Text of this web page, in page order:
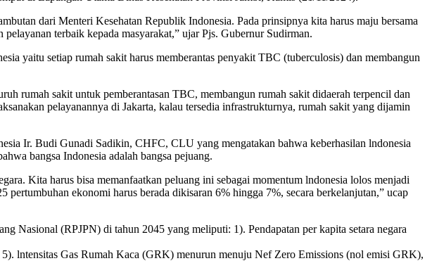
dari Menteri Kesehatan Republik Indonesia. Pada prinsipnya kita harus maju bersama
terbaik kepada masyarakat,” ujar Pjs. Gubernur Sudirman.
yaitu setiap rumah sakit harus memberantas penyakit TBC (tuberculosis) dan membangun
rumah sakit untuk pemberantasan TBC, membangun rumah sakit didaerah terpencil dan
pelayanannya di Jakarta, kalau tersedia infrastrukturnya, rumah sakit yang dijamin
Ir. Budi Gunadi Sadikin, CHFC, CLU yang mengatakan bahwa keberhasilan lndonesia
bangsa Indonesia adalah bangsa pejuang.
Kita harus bisa memanfaatkan peluang ini sebagai momentum lndonesia lolos menjadi
ekonomi harus berada dikisaran 6% hingga 7%, secara berkelanjutan,” ucap
Nasional (RPJPN) di tahun 2045 yang meliputi: 1). Pendapatan per kapita setara negara
lntensitas Gas Rumah Kaca (GRK) menurun menuju Nef Zero Emissions (nol emisi GRK),